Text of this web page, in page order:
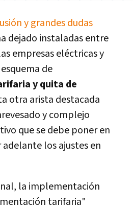
y grandes dudas
dejado instaladas entre
empresas eléctricas y
de
y quita de
otra arista destacada
y complejo
que se debe poner en
los ajustes en
la implementación
tarifaria"